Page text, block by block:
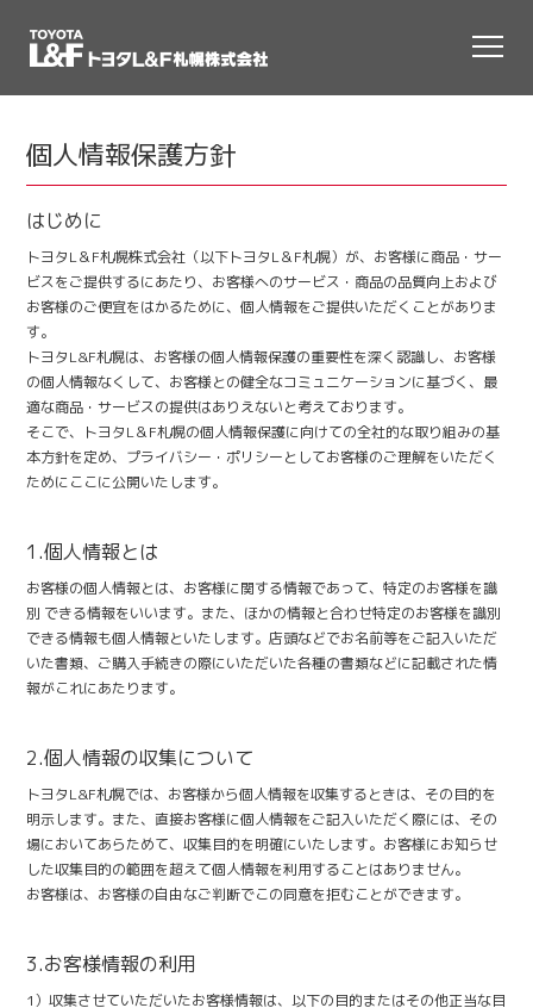
個人情報保護方針
はじめに
トヨタL＆F札幌株式会社（以下トヨタL＆F札幌）が、お客様に商品・サー
ビスをご提供するにあたり、お客様へのサービス・商品の品質向上および
お客様のご便宜をはかるために、個人情報をご提供いただくことがありま
す。
トヨタL&F札幌は、お客様の個人情報保護の重要性を深く認識し、お客様
の個人情報なくして、お客様との健全なコミュニケーションに基づく、最
適な商品・サービスの提供はありえないと考えております。
そこで、トヨタL＆F札幌の個人情報保護に向けての全社的な取り組みの基
本方針を定め、プライバシー・ポリシーとしてお客様のご理解をいただく
ためにここに公開いたします。
1.個人情報とは
お客様の個人情報とは、お客様に関する情報であって、特定のお客様を識
別 できる情報をいいます。また、ほかの情報と合わせ特定のお客様を識別
できる情報も個人情報といたします。店頭などでお名前等をご記入いただ
いた書類、ご購入手続きの際にいただいた各種の書類などに記載された情
報がこれにあたります。
2.個人情報の収集について
トヨタL&F札幌では、お客様から個人情報を収集するときは、その目的を
明示します。また、直接お客様に個人情報をご記入いただく際には、その
場においてあらためて、収集目的を明確にいたします。お客様にお知らせ
した収集目的の範囲を超えて個人情報を利用することはありません。
お客様は、お客様の自由なご判断でこの同意を拒むことができます。
3.お客様情報の利用
1）収集させていただいたお客様情報は、以下の目的またはその他正当な目